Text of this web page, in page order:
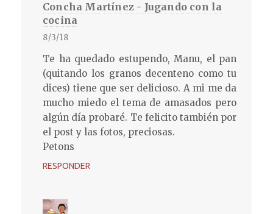
Concha Martínez - Jugando con la
cocina
8/3/18
Te ha quedado estupendo, Manu, el pan
(quitando los granos decenteno como tu
dices) tiene que ser delicioso. A mi me da
mucho miedo el tema de amasados pero
algún día probaré. Te felicito también por
el post y las fotos, preciosas.
Petons
RESPONDER